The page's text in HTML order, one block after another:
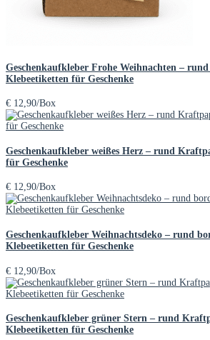
Geschenkaufkleber Frohe Weihnachten –
Klebeetiketten für Geschenke
€ 12,90/Box
Geschenkaufkleber weißes Herz – rund
für Geschenke
€ 12,90/Box
Geschenkaufkleber Weihnachtsdeko – rund
Klebeetiketten für Geschenke
€ 12,90/Box
Geschenkaufkleber grüner Stern – rund
Klebeetiketten für Geschenke